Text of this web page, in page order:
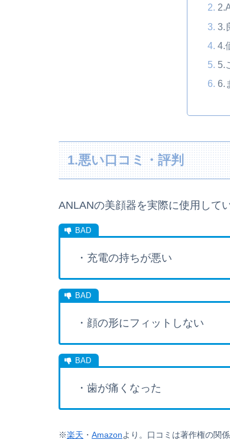
3.
4.
5.
6.
1.悪い口コミ・評判
ANLANの美顔器を実際に使用して
・充電の持ちが悪い
・顔の形にフィットしない
・歯が痛くなった
※楽天 ・ Amazonより。 口コミは著作権の関